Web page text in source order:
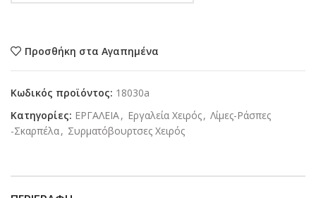
Προσθήκη στα Αγαπημένα
Κωδικός προϊόντος: 18030a
Κατηγορίες: ΕΡΓΑΛΕΙΑ, Εργαλεία Χειρός, Λίμες-Ράσπες
-Σκαρπέλα, Συρματόβουρτσες Χειρός